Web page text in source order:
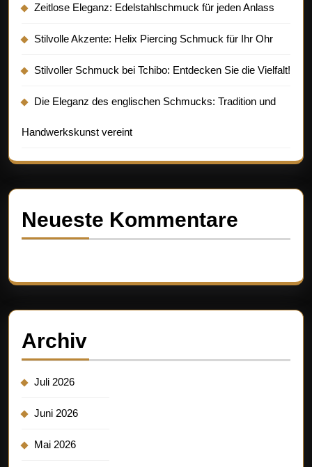
Zeitlose Eleganz: Edelstahlschmuck für jeden Anlass
Stilvolle Akzente: Helix Piercing Schmuck für Ihr Ohr
Stilvoller Schmuck bei Tchibo: Entdecken Sie die Vielfalt!
Die Eleganz des englischen Schmucks: Tradition und
Handwerkskunst vereint
Neueste Kommentare
Archiv
Juli 2026
Juni 2026
Mai 2026